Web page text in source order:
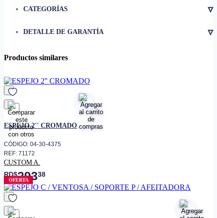
CATEGORÍAS ▿
DETALLE DE GARANTÍA ▿
Productos similares
favorito
ESPEJO 2'' CROMADO
CÓDIGO: 04-30-4375
REF: 71172
CUSTOM A.
RD$29338
OFERTA